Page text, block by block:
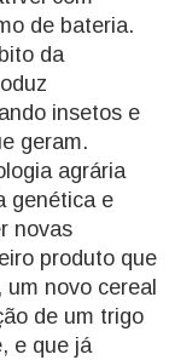
de bateria.
da
insetos e
geram.
agrária
genética e
novas
produto que
um novo cereal
de um trigo
e que já